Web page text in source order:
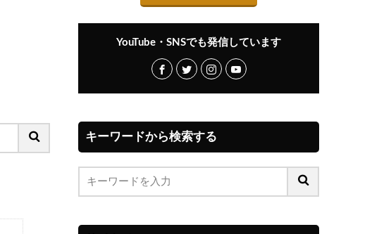
YouTube・SNSでも発信しています
キーワードから検索する